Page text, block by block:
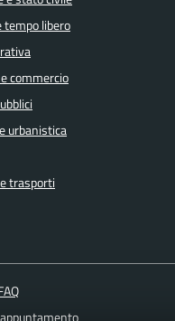
tempo libero
commercio
urbanistica
trasporti